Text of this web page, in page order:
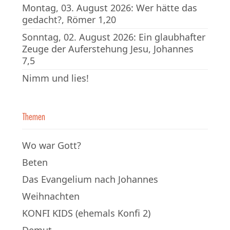
Montag, 03. August 2026: Wer hätte das
gedacht?, Römer 1,20
Sonntag, 02. August 2026: Ein glaubhafter
Zeuge der Auferstehung Jesu, Johannes
7,5
Nimm und lies!
Themen
Wo war Gott?
Beten
Das Evangelium nach Johannes
Weihnachten
KONFI KIDS (ehemals Konfi 2)